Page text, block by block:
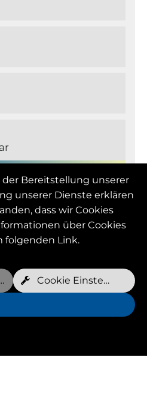
YOUNG)
Woche*
Bereitstellung unserer
unserer Dienste erklären
dass wir Cookies
über Cookies
folgenden Link.
Cookie Einstellungen